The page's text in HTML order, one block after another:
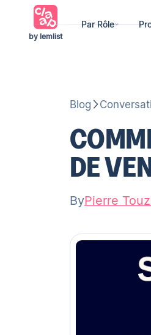
by lemlist
Par Rôle
Blog
DE
ByPierre